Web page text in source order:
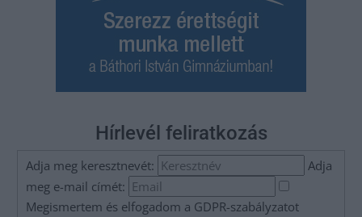
Hírlevél feliratkozás
Adja meg keresztnevét:
Adja
meg e-mail címét:
Megismertem és elfogadom a GDPR-szabályzatot